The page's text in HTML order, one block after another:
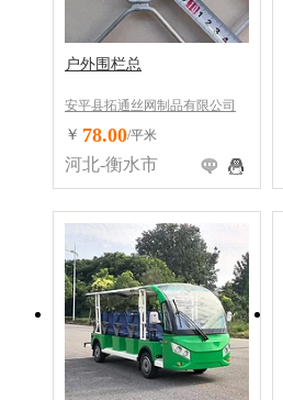
户外围栏总
安平县拓通丝网制品有限公司
￥ 78.00/平米
河北-衡水市